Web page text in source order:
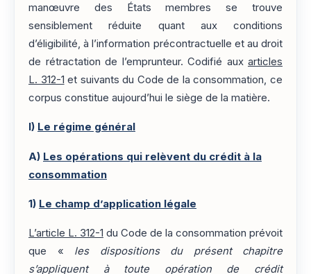
manœuvre des États membres se trouve
sensiblement réduite quant aux conditions
d’éligibilité, à l’information précontractuelle et au droit
de rétractation de l’emprunteur. Codifié aux articles
L. 312-1 et suivants du Code de la consommation, ce
corpus constitue aujourd’hui le siège de la matière.
I) Le régime général
A) Les opérations qui relèvent du crédit à la
consommation
1) Le champ d’application légale
L’article L. 312-1 du Code de la consommation prévoit
que « les dispositions du présent chapitre
s’appliquent à toute opération de crédit